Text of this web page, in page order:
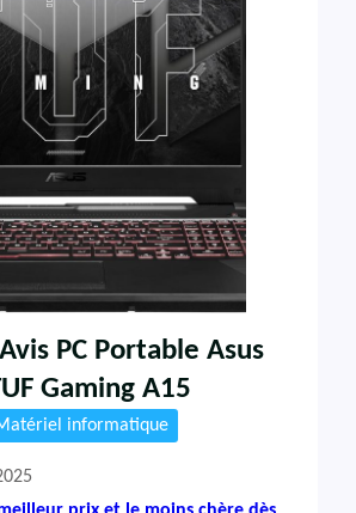
PC Portable Asus
Gaming A15
informatique